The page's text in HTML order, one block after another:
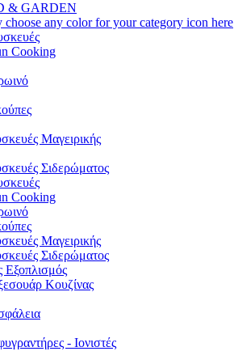
& GARDEN
choose any color for your category icon here
Cooking
Μαγειρικής
Σιδερώματος
Cooking
Μαγειρικής
Σιδερώματος
Εξοπλισμός
Κουζίνας
- Ιονιστές